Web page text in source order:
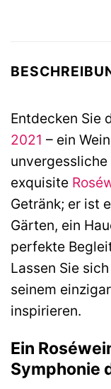
Entdecken Sie
2021 – ein
exquisite
Getränk; er ist
Gärten, ein
perfekte
Lassen Sie
seinem
inspirieren.
Ein
Symphonie